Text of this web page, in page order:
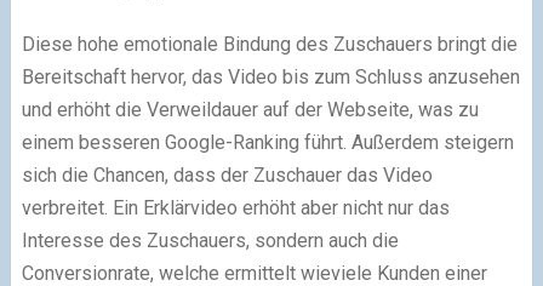
Diese hohe emotionale Bindung des Zuschauers bringt die
Bereitschaft hervor, das Video bis zum Schluss anzusehen
und erhöht die Verweildauer auf der Webseite, was zu
einem besseren Google-Ranking führt. Außerdem steigern
sich die Chancen, dass der Zuschauer das Video
verbreitet. Ein Erklärvideo erhöht aber nicht nur das
Interesse des Zuschauers, sondern auch die
Conversionrate, welche ermittelt wieviele Kunden einer